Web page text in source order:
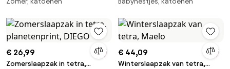
Vichy
biokatoen
€ 26,99
Zomerslaapzak in tetra,
€ 44,09
Winterslaapzak van tetra,